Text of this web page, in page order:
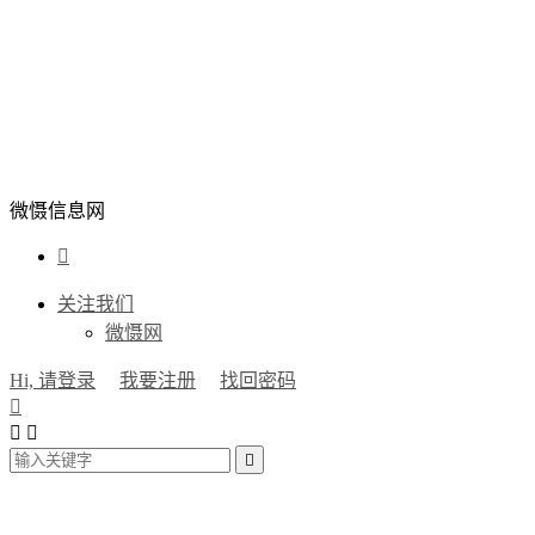
微慑信息网

关注我们
微慑网
Hi, 请登录 我要注册
找回密码

 
